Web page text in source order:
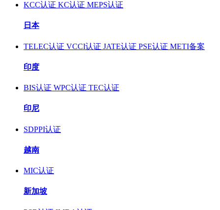
KCC认证 KC认证 MEPS认证
日本
TELEC认证 VCCI认证 JATE认证 PSE认证 METI备案
印度
BIS认证 WPC认证 TEC认证
印尼
SDPPI认证
越南
MIC认证
新加坡